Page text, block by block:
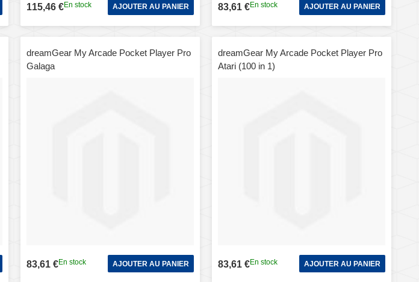
115,46 €En stock AJOUTER AU PANIER 83,61 €En stock AJOUTER AU PANIER
dreamGear My Arcade Pocket Player Pro
Galaga
83,61 €En stock AJOUTER AU PANIER
dreamGear My Arcade Pocket Player Pro
Atari (100 in 1)
83,61 €En stock AJOUTER AU PANIER